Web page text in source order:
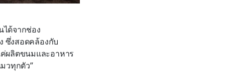
ได้จากช่อง
ซึ่งสอดคล้องกับ
ค่ผลิตขนมและอาหาร
วทุกตัว”